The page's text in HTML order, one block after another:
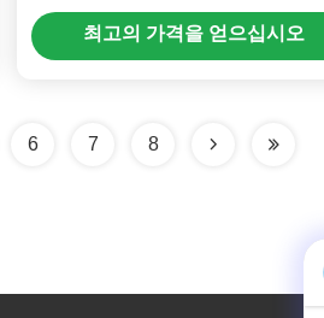
함)
최고의 가격을 얻으십시오
6 7 8